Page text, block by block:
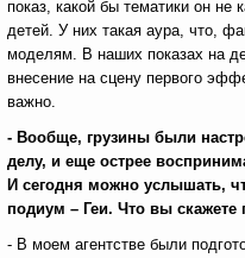
показ, какой бы тематики он не
детей. У них такая аура, что,
моделям. В наших показах на
внесение на сцену первого
важно.
- Вообще, грузины были
делу, и еще острее
И сегодня можно услышать,
подиум – Геи. Что вы скажете
- В моем агентстве были